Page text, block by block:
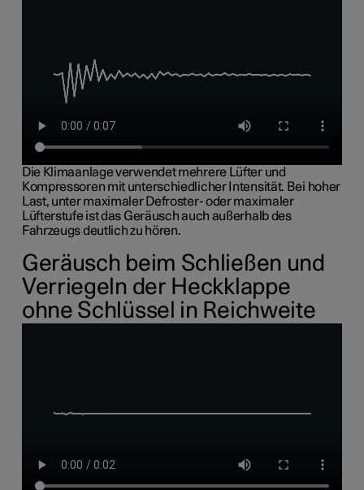
Die Klimaanlage verwendet mehrere Lüfter und
Kompressoren mit unterschiedlicher Intensität. Bei hoher
Last, unter maximaler Defroster- oder maximaler
Lüfterstufe ist das Geräusch auch außerhalb des
Fahrzeugs deutlich zu hören.
Geräusch beim Schließen und
Verriegeln der Heckklappe
ohne Schlüssel in Reichweite